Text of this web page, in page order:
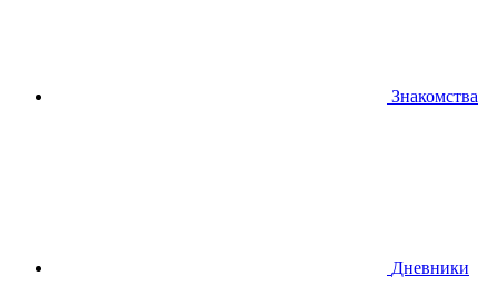
Знакомства
Дневники